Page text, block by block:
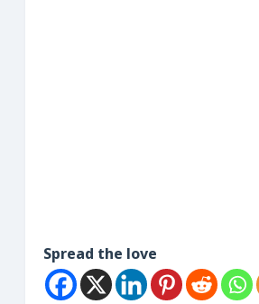
Spread the love